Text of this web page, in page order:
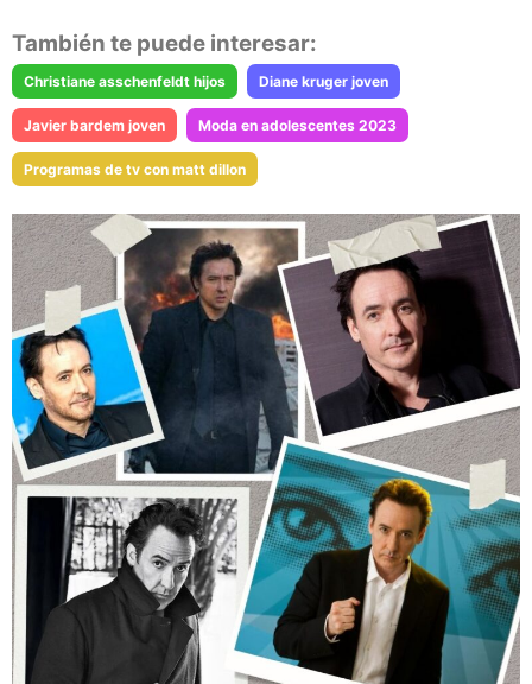
También te puede interesar:
Christiane asschenfeldt hijos Diane kruger joven
Javier bardem joven Moda en adolescentes 2023
Programas de tv con matt dillon